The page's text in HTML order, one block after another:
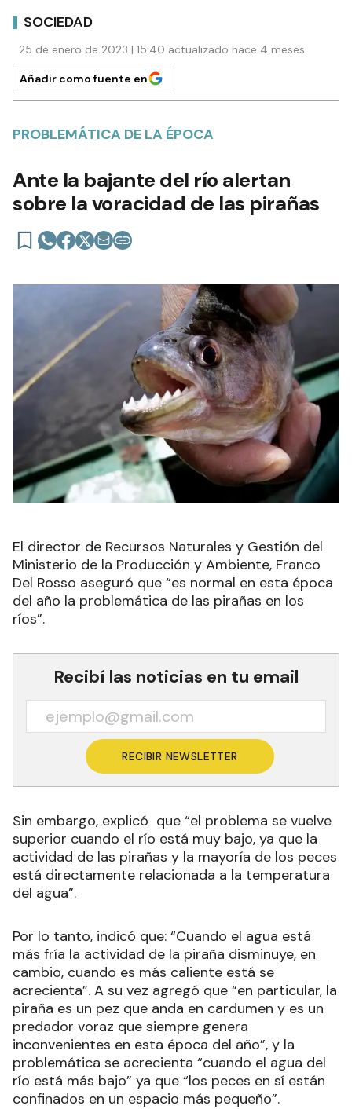
SOCIEDAD
25 de enero de 2023 | 15:40 actualizado hace 4 meses
Añadir como fuente en
PROBLEMÁTICA DE LA ÉPOCA
Ante la bajante del río alertan
sobre la voracidad de las pirañas
El director de Recursos Naturales y Gestión del
Ministerio de la Producción y Ambiente, Franco
Del Rosso aseguró que “es normal en esta época
del año la problemática de las pirañas en los
ríos”.
Recibí las noticias en tu email
RECIBIR NEWSLETTER
Sin embargo, explicó que “el problema se vuelve
superior cuando el río está muy bajo, ya que la
actividad de las pirañas y la mayoría de los peces
está directamente relacionada a la temperatura
del agua”.
Por lo tanto, indicó que: “Cuando el agua está
más fría la actividad de la piraña disminuye, en
cambio, cuando es más caliente está se
acrecienta”. A su vez agregó que “en particular, la
piraña es un pez que anda en cardumen y es un
predador voraz que siempre genera
inconvenientes en esta época del año”, y la
problemática se acrecienta “cuando el agua del
río está más bajo” ya que “los peces en sí están
confinados en un espacio más pequeño”.